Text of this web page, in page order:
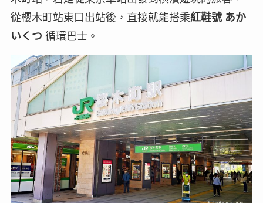
從櫻木町站東口出站後，直接就能搭乘紅鞋號 あか
いくつ 循環巴士。